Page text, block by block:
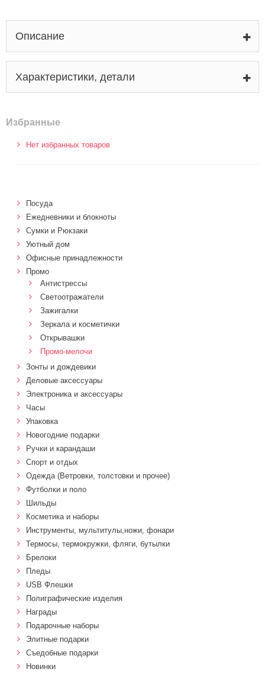
Описание
Характеристики, детали
Избранные
Нет избранных товаров
Посуда
Ежедневники и блокноты
Сумки и Рюкзаки
Уютный дом
Офисные принадлежности
Промо
Антистрессы
Светоотражатели
Зажигалки
Зеркала и косметички
Открывашки
Промо-мелочи
Зонты и дождевики
Деловые аксессуары
Электроника и аксессуары
Часы
Упаковка
Новогодние подарки
Ручки и карандаши
Спорт и отдых
Одежда (Ветровки, толстовки и прочее)
Футболки и поло
Шильды
Косметика и наборы
Инструменты, мультитулы,ножи, фонари
Термосы, термокружки, фляги, бутылки
Брелоки
Пледы
USB Флешки
Полиграфические изделия
Награды
Подарочные наборы
Элитные подарки
Cъедобные подарки
Новинки